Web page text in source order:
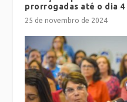
prorrogadas até o dia
25 de novembro de 2024